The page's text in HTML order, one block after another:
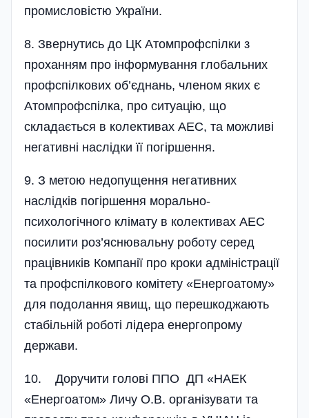
промисловістю України.
8. Звернутись до ЦК Атом­проф­спіл­ки з
проханням про ін­фор­му­вання глобальних
профспіл­кових об’єд­нань, членом яких є
Атом­проф­спілка, про ситуацію, що
складається в колективах АЕС, та можливі
негативні нас­лідки її погіршення­.
9. З метою недопущення негативних
наслідків погіршення морально-
психологічного клімату в колективах АЕС
посилити роз’яснювальну роботу серед
працівників Компанії про кроки адміністрації
та профспілкового комітету «Енергоатому»
для подолання явищ, що перешко­джають
стабільній роботі лідера енерго­прому
держави.
10. Доручити голові ППО ДП «НАЕК
«Енергоатом» Личу О.В. організувати та